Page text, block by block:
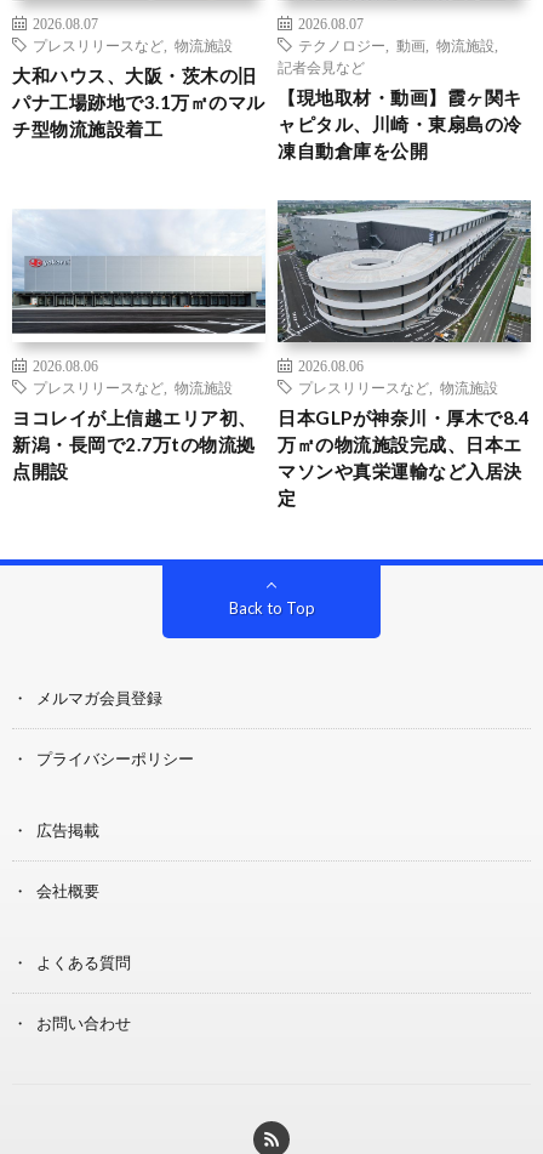
2026.08.07
プレスリリースなど
物流施設
大和ハウス、大阪・茨木の旧
パナ工場跡地で3.1万㎡のマル
チ型物流施設着工
2026.08.07
テクノロジー
動画 物流施設
記者会見など
【現地取材・動画】霞ヶ関キ
ャピタル、川崎・東扇島の冷
凍自動倉庫を公開
2026.08.06
プレスリリースなど
物流施設
ヨコレイが上信越エリア初、
新潟・長岡で2.7万tの物流拠
点開設
2026.08.06
プレスリリースなど
物流施設
日本GLPが神奈川・厚木で8.4
万㎡の物流施設完成、日本エ
マソンや真栄運輸など入居決
定
Back to Top
メルマガ会員登録
プライバシーポリシー
広告掲載
会社概要
よくある質問
お問い合わせ